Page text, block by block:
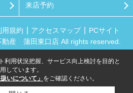
来店予約
用規約 アクセスマップ
PCサイト
産 蒲田東口店 All rights reserved.
利用状況把握、サービス向上検討を目的と
しています。
いについて」 をご確認ください。